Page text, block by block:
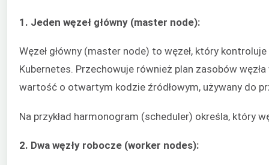
1. Jeden węzeł główny (master node):
Węzeł główny (master node) to węzeł, który
Kubernetes. Przechowuje również plan zasobów
wartość o otwartym kodzie źródłowym, używany do
Na przykład harmonogram (scheduler) określa, który
2. Dwa węzły robocze (worker nodes):